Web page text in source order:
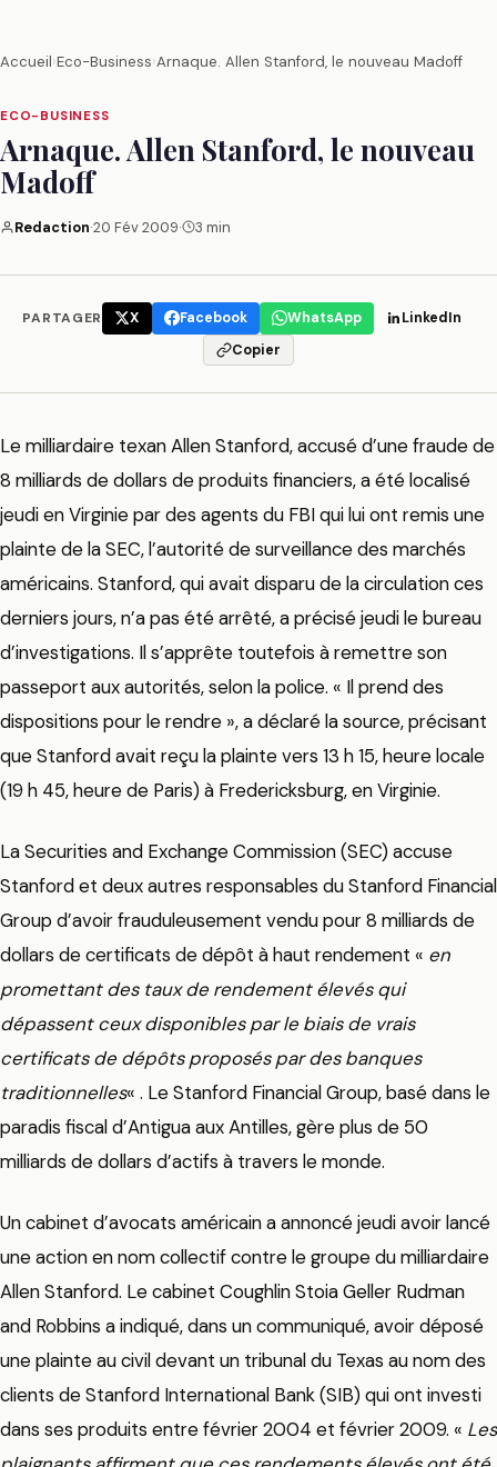
Accueil›Eco-Business›Arnaque. Allen Stanford, le nouveau Madoff
ECO-BUSINESS
Arnaque. Allen Stanford, le nouveau
Madoff
Redaction·20 Fév 2009· 3 min
PARTAGER X Facebook WhatsApp
LinkedIn
Copier
Le milliardaire texan Allen Stanford, accusé d’une fraude de
8 milliards de dollars de produits financiers, a été localisé
jeudi en Virginie par des agents du FBI qui lui ont remis une
plainte de la SEC, l’autorité de surveillance des marchés
américains. Stanford, qui avait disparu de la circulation ces
derniers jours, n’a pas été arrêté, a précisé jeudi le bureau
d’investigations. Il s’apprête toutefois à remettre son
passeport aux autorités, selon la police. « Il prend des
dispositions pour le rendre », a déclaré la source, précisant
que Stanford avait reçu la plainte vers 13 h 15, heure locale
(19 h 45, heure de Paris) à Fredericksburg, en Virginie.
La Securities and Exchange Commission (SEC) accuse
Stanford et deux autres responsables du Stanford Financial
Group d’avoir frauduleusement vendu pour 8 milliards de
dollars de certificats de dépôt à haut rendement « en
promettant des taux de rendement élevés qui
dépassent ceux disponibles par le biais de vrais
certificats de dépôts proposés par des banques
traditionnelles« . Le Stanford Financial Group, basé dans le
paradis fiscal d’Antigua aux Antilles, gère plus de 50
milliards de dollars d’actifs à travers le monde.
Un cabinet d’avocats américain a annoncé jeudi avoir lancé
une action en nom collectif contre le groupe du milliardaire
Allen Stanford. Le cabinet Coughlin Stoia Geller Rudman
and Robbins a indiqué, dans un communiqué, avoir déposé
une plainte au civil devant un tribunal du Texas au nom des
clients de Stanford International Bank (SIB) qui ont investi
dans ses produits entre février 2004 et février 2009. « Les